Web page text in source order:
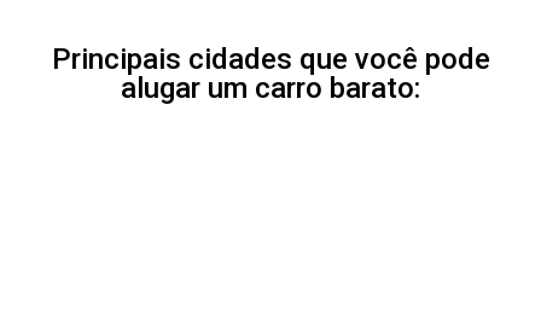
Principais cidades que você pode
alugar um carro barato: